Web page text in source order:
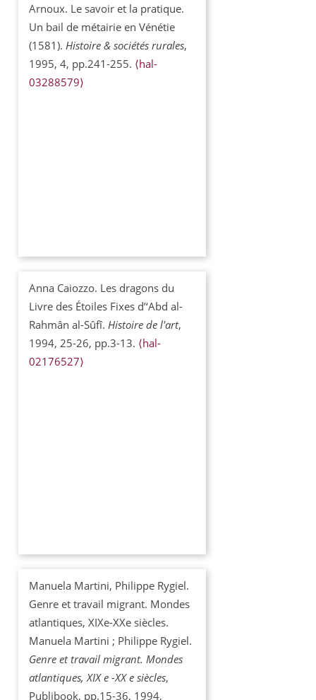
Arnoux. Le savoir et la pratique.
Un bail de métairie en Vénétie
(1581). Histoire & sociétés rurales,
1995, 4, pp.241-255. ⟨hal-
03288579⟩
Anna Caiozzo. Les dragons du
Livre des Étoiles Fixes d’‘Abd al-
Rahmân al-Sûfî. Histoire de l'art,
1994, 25-26, pp.3-13. ⟨hal-
02176527⟩
Manuela Martini, Philippe Rygiel.
Genre et travail migrant. Mondes
atlantiques, XIXe-XXe siècles.
Manuela Martini ; Philippe Rygiel.
Genre et travail migrant. Mondes
atlantiques, XIX e -XX e siècles,
Publibook, pp.15-36, 1994,